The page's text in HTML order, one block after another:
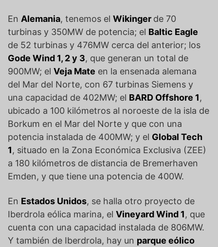
En Alemania, tenemos el Wikinger de 70
turbinas y 350MW de potencia; el Baltic Eagle
de 52 turbinas y 476MW cerca del anterior; los
Gode Wind 1, 2 y 3, que generan un total de
900MW; el Veja Mate en la ensenada alemana
del Mar del Norte, con 67 turbinas Siemens y
una capacidad de 402MW; el BARD Offshore 1,
ubicado a 100 kilómetros al noroeste de la isla de
Borkum en el Mar del Norte y que con una
potencia instalada de 400MW; y el Global Tech
1, situado en la Zona Económica Exclusiva (ZEE)
a 180 kilómetros de distancia de Bremerhaven
Emden, y que tiene una potencia de 400W.
En Estados Unidos, se halla otro proyecto de
Iberdrola eólica marina, el Vineyard Wind 1, que
cuenta con una capacidad instalada de 806MW.
Y también de Iberdrola, hay un parque eólico